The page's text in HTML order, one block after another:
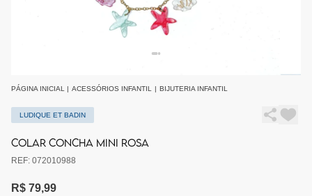
PÁGINA INICIAL | ACESSÓRIOS INFANTIL | BIJUTERIA INFANTIL
LUDIQUE ET BADIN
COLAR CONCHA MINI ROSA
REF: 072010988
R$ 79,99